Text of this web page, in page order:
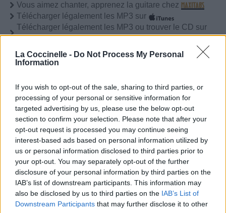
La Coccinelle - Do Not Process My Personal
Information
If you wish to opt-out of the sale, sharing to third parties, or
processing of your personal or sensitive information for
targeted advertising by us, please use the below opt-out
section to confirm your selection. Please note that after your
opt-out request is processed you may continue seeing
interest-based ads based on personal information utilized by
us or personal information disclosed to third parties prior to
your opt-out. You may separately opt-out of the further
disclosure of your personal information by third parties on the
IAB’s list of downstream participants. This information may
also be disclosed by us to third parties on the IAB’s List of
Downstream Participants that may further disclose it to other
Vous aimez chanter, apprenez la guitare chez
Télécharger légalement les MP3 sur
Télécharger légalement les MP3 ou trouver le CD sur
Trouver des vinyles et des CD sur
Trouver un instrument de musique ou une partition au
Paroles + Traduction Téléchargement
Vidéos
Commentaires
Paroles + Traduction Téléchargement
Vidéos
Commentaires
Dire «merci» pour cette traduction Corriger une erreur